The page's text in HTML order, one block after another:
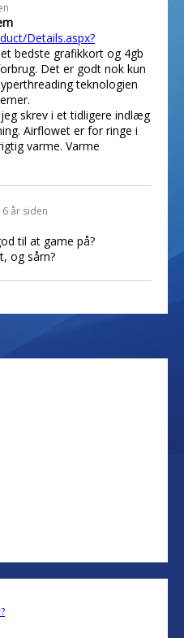
Details.aspx?
bedste grafikkort og 4gb
Det er godt nok kun
teknologien
skrev i et tidligere indlæg
Airflowet er for ringe i
varme. Varme
år siden
til at game på?
og sårn?